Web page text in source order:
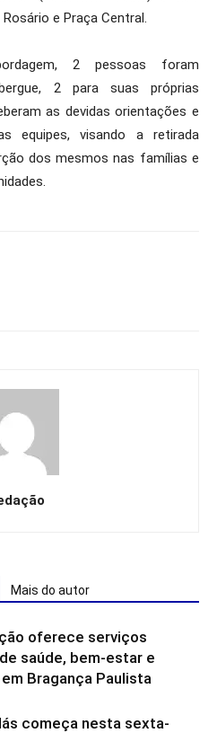
e Praça Central.
2 pessoas foram
2 para suas próprias
as devidas orientações e
equipes, visando a retirada
dos mesmos nas famílias e
Mais do autor
oferece serviços
saúde, bem-estar e
Bragança Paulista
começa nesta sexta-